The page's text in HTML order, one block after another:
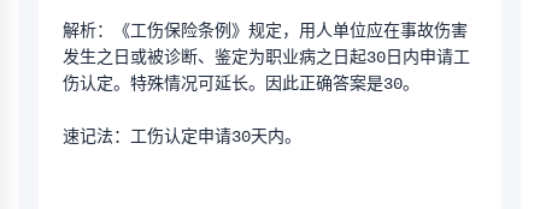
解析：《工伤保险条例》规定，用人单位应在事故伤害
发生之日或被诊断、鉴定为职业病之日起30日内申请工
伤认定。特殊情况可延长。因此正确答案是30。
速记法：工伤认定申请30天内。